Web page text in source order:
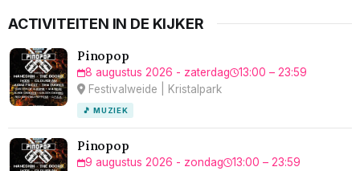
ACTIVITEITEN IN DE KIJKER
Pinopop
8 augustus 2026 - zaterdag
13:00 – 23:59
Festivalweide | Kristalpark
🎵 MUZIEK
Pinopop
9 augustus 2026 - zondag
13:00 – 23:59